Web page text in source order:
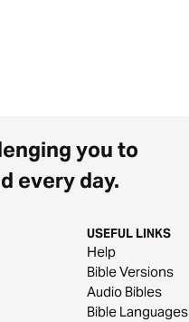
you to
every day.
USEFUL LINKS
Help
Bible Versions
Audio Bibles
Bible Languages